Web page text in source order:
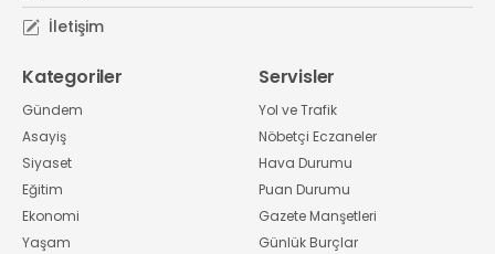
İletişim
Kategoriler
Gündem
Asayiş
Siyaset
Eğitim
Ekonomi
Yaşam
Servisler
Yol ve Trafik
Nöbetçi Eczaneler
Hava Durumu
Puan Durumu
Gazete Manşetleri
Günlük Burçlar